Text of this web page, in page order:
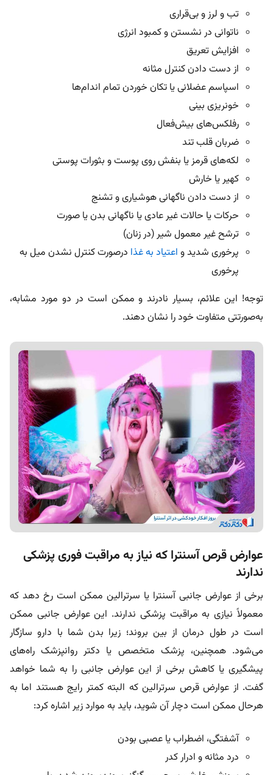
تب و لرز و بی‌قراری
ناتوانی در نشستن و کمبود انرژی
افزایش تعریق
از دست دادن کنترل مثانه
اسپاسم عضلانی یا تکان خوردن تمام اندام‌ها
خونریزی بینی
رفلکس‌های بیش‌فعال
ضربان قلب تند
لکه‌های قرمز یا بنفش روی پوست و بثورات پوستی
کهیر یا خارش
از دست دادن ناگهانی هوشیاری و تشنج
حرکات یا حالات غیر عادی یا ناگهانی بدن یا صورت
ترشح غیر معمول شیر (در زنان)
پرخوری شدید و اعتیاد به غذا درصورت کنترل نشدن میل به
پرخوری
توجه! این علائم، بسیار نادرند و ممکن است در دو مورد مشابه،
به‌صورتتی متفاوت خود را نشان دهند.
عوارض قرص آسنترا که نیاز به مراقبت فوری پزشکی
ندارند
برخی از عوارض جانبی آسنترا یا سرترالین ممکن است رخ دهد که
معمولاً نیازی به مراقبت پزشکی ندارند. این عوارض جانبی ممکن
است در طول درمان از بین بروند؛ زیرا بدن شما با دارو سازگار
می‌شود. همچنین، پزشک متخصص یا دکتر روانپزشک راه‌های
پیشگیری یا کاهش برخی از این عوارض جانبی را به شما خواهد
گفت. از عوارض قرص سرترالین که البته کمتر رایج هستند اما به
هرحال ممکن است دچار آن شوید، باید به موارد زیر اشاره کرد:
آشفتگی، اضطراب یا عصبی بودن
درد مثانه و ادرار کدر